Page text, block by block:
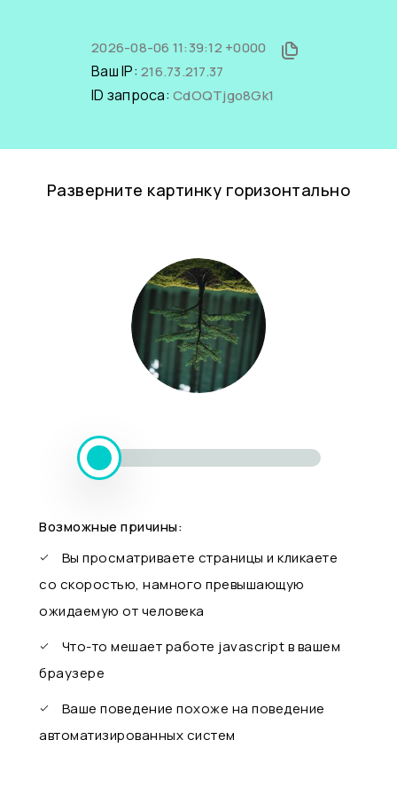
2026-08-06 11:39:12 +0000
Ваш IP: 216.73.217.37
ID запроса: CdOQTjgo8Gk1
Разверните картинку горизонтально
Возможные причины:
Вы просматриваете страницы и кликаете
со скоростью, намного превышающую
ожидаемую от человека
Что-то мешает работе javascript в вашем
браузере
Ваше поведение похоже на поведение
автоматизированных систем